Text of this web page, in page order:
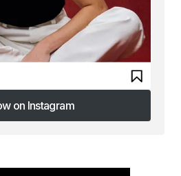
on Instagram
on Instagram